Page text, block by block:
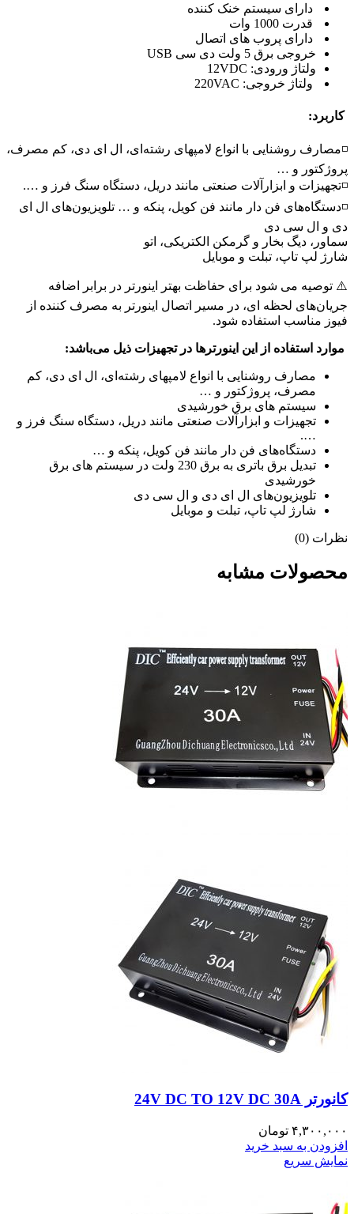
دارای سیستم خنک کننده
قدرت 1000 وات
دارای پروب های اتصال
خروجی برق 5 ولت دی سی USB
ولتاژ ورودی: 12VDC
ولتاژ خروجی: 220VAC
کاربرد:
◽مصارف روشنایی با انواع لامپهای رشته‌ای، ال ای دی، کم مصرف،
پروژکتور و …
◽تجهیزات و ابزارآلات صنعتی مانند دریل، دستگاه سنگ فرز و ….
◽دستگاه‌های فن دار مانند فن کویل، پنکه و … تلویزیون‌های ال ای
دی و ال سی دی
سماور، دیگ بخار و گرمکن الکتریکی، اتو
شارژ لپ تاپ، تبلت و موبایل
⚠️ توصیه می شود برای حفاظت بهتر اینورتر در برابر اضافه
جریان‌های لحظه ای، در مسیر اتصال اینورتر به مصرف کننده از
فیوز مناسب استفاده شود.
موارد استفاده از این اینورترها در تجهیزات ذیل می‌باشد:
مصارف روشنایی با انواع لامپهای رشته‌ای، ال ای دی، کم
مصرف، پروژکتور و …
سیستم های برق خورشیدی
تجهیزات و ابزارآلات صنعتی مانند دریل، دستگاه سنگ فرز و
….
دستگاه‌های فن دار مانند فن کویل، پنکه و …
تبدیل برق باتری به برق 230 ولت در سیستم های برق
خورشیدی
تلویزیون‌های ال ای دی و ال سی دی
شارژ لپ تاپ، تبلت و موبایل
نظرات (0)
محصولات مشابه
کانورتر 24V DC TO 12V DC 30A
۴,۳۰۰,۰۰۰ تومان
افزودن به سبد خرید
نمایش سریع